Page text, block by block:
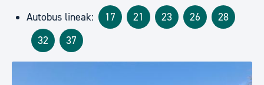
Autobus lineak: 17 21 23 26
28
32
37